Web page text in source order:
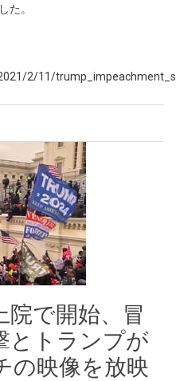
た。
2/11/
院で開始、冒
とトランプが
の映像を放映